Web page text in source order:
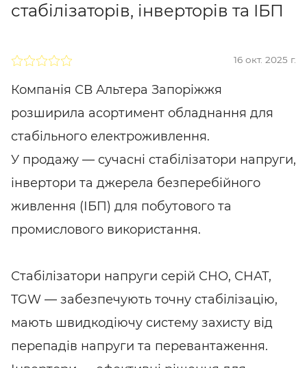
стабілізаторів, інверторів та ІБП
16 окт. 2025 г.
Компанія СВ Альтера Запоріжжя
розширила асортимент обладнання для
стабільного електроживлення.
У продажу — сучасні стабілізатори напруги,
інвертори та джерела безперебійного
живлення (ІБП) для побутового та
промислового використання.
Стабілізатори напруги серій СНО, СНАТ,
TGW — забезпечують точну стабілізацію,
мають швидкодіючу систему захисту від
перепадів напруги та перевантаження.